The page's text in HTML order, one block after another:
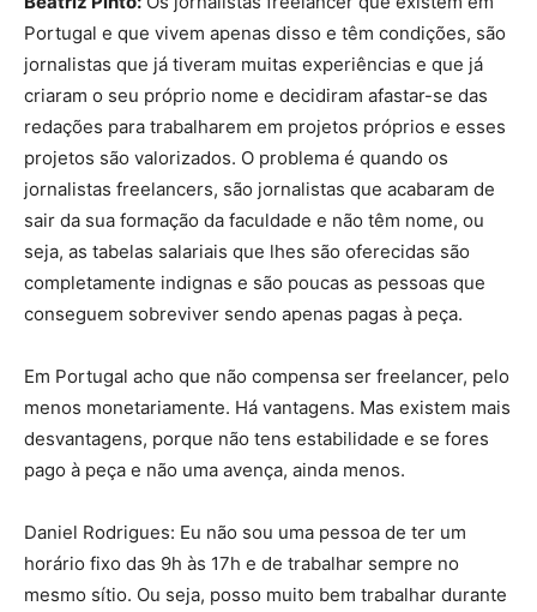
Portugal e que vivem apenas disso e têm condições, são
jornalistas que já tiveram muitas experiências e que já
criaram o seu próprio nome e decidiram afastar-se das
redações para trabalharem em projetos próprios e esses
projetos são valorizados. O problema é quando os
jornalistas freelancers, são jornalistas que acabaram de
sair da sua formação da faculdade e não têm nome, ou
seja, as tabelas salariais que lhes são oferecidas são
completamente indignas e são poucas as pessoas que
conseguem sobreviver sendo apenas pagas à peça.
Em Portugal acho que não compensa ser freelancer, pelo
menos monetariamente. Há vantagens. Mas existem mais
desvantagens, porque não tens estabilidade e se fores
pago à peça e não uma avença, ainda menos.
Daniel Rodrigues: Eu não sou uma pessoa de ter um
horário fixo das 9h às 17h e de trabalhar sempre no
mesmo sítio. Ou seja, posso muito bem trabalhar durante